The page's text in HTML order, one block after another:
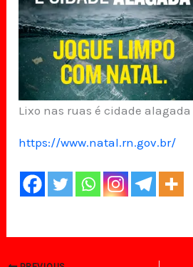
Lixo nas ruas é cidade alagada
https://www.natal.rn.gov.br/